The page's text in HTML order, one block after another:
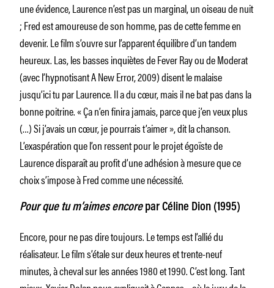
une évidence, Laurence n’est pas un marginal, un oiseau de nuit
; Fred est amoureuse de son homme, pas de cette femme en
devenir. Le film s’ouvre sur l’apparent équilibre d’un tandem
heureux. Las, les basses inquiètes de Fever Ray ou de Moderat
(avec l’hypnotisant A New Error, 2009) disent le malaise
jusqu’ici tu par Laurence. Il a du cœur, mais il ne bat pas dans la
bonne poitrine. « Ça n’en finira jamais, parce que j’en veux plus
(…) Si j’avais un cœur, je pourrais t’aimer », dit la chanson.
L’exaspération que l’on ressent pour le projet égoïste de
Laurence disparaît au profit d’une adhésion à mesure que ce
choix s’impose à Fred comme une nécessité.
Pour que tu m’aimes encore par Céline Dion (1995)
Encore, pour ne pas dire toujours. Le temps est l’allié du
réalisateur. Le film s’étale sur deux heures et trente-neuf
minutes, à cheval sur les années 1980 et 1990. C’est long. Tant